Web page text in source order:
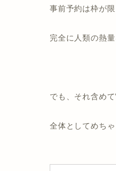
事前予約は枠が
完全に人類の熱
でも、 それ含めて
全体としてめち